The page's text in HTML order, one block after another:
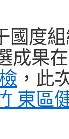
國度
成果
，此
東區